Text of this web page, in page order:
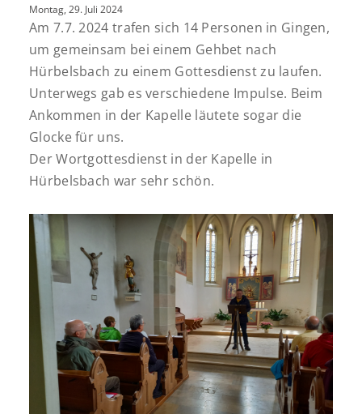
Montag, 29. Juli 2024
Am 7.7. 2024 trafen sich 14 Personen in Gingen,
um gemeinsam bei einem Gehbet nach
Hürbelsbach zu einem Gottesdienst zu laufen.
Unterwegs gab es verschiedene Impulse. Beim
Ankommen in der Kapelle läutete sogar die
Glocke für uns.
Der Wortgottesdienst in der Kapelle in
Hürbelsbach war sehr schön.